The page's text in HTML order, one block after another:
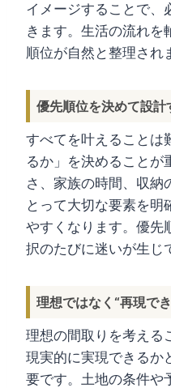
イメージすることで、
きます。生活の流れを
順位が自然と整理され
優先順位を決めて設計
すべてを叶えることは
るか」を決めることが
さ、家族の時間、収納
とって大切な要素を明
やすくなります。優先
択のたびに迷いが生じ
理想ではなく“再現で
理想の間取りを考える
現実的に実現できるか
要です。土地の条件や